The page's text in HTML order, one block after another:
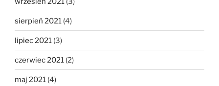
sierpień 2021 (4)
lipiec 2021 (3)
czerwiec 2021 (2)
maj 2021 (4)